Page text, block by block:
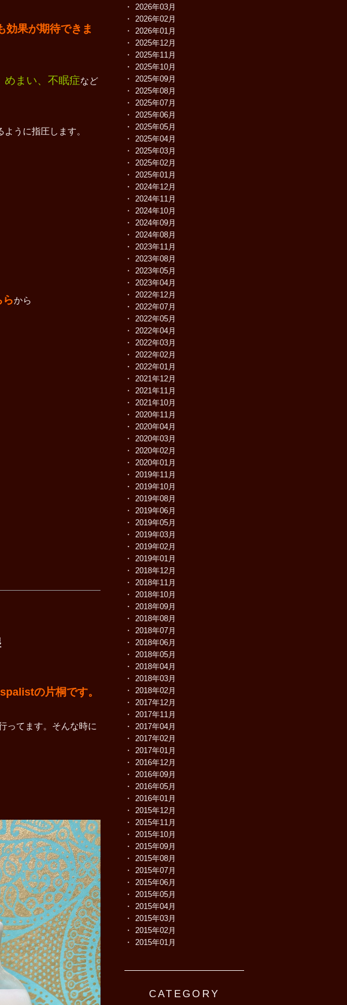
効果が期待できま
めまい、不眠症など
うに指圧します。
らから
の片桐です。
ってます。そんな時に
2026年03月
2026年02月
2026年01月
2025年12月
2025年11月
2025年10月
2025年09月
2025年08月
2025年07月
2025年06月
2025年05月
2025年04月
2025年03月
2025年02月
2025年01月
2024年12月
2024年11月
2024年10月
2024年09月
2024年08月
2023年11月
2023年08月
2023年05月
2023年04月
2022年12月
2022年07月
2022年05月
2022年04月
2022年03月
2022年02月
2022年01月
2021年12月
2021年11月
2021年10月
2020年11月
2020年04月
2020年03月
2020年02月
2020年01月
2019年11月
2019年10月
2019年08月
2019年06月
2019年05月
2019年03月
2019年02月
2019年01月
2018年12月
2018年11月
2018年10月
2018年09月
2018年08月
2018年07月
2018年06月
2018年05月
2018年04月
2018年03月
2018年02月
2017年12月
2017年11月
2017年04月
2017年02月
2017年01月
2016年12月
2016年09月
2016年05月
2016年01月
2015年12月
2015年11月
2015年10月
2015年09月
2015年08月
2015年07月
2015年06月
2015年05月
2015年04月
2015年03月
2015年02月
2015年01月
CATEGORY